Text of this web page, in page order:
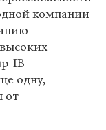
компании
IB
одну,
от